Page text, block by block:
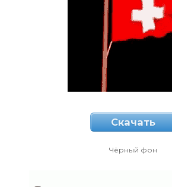
Скачать
Чёрный фон